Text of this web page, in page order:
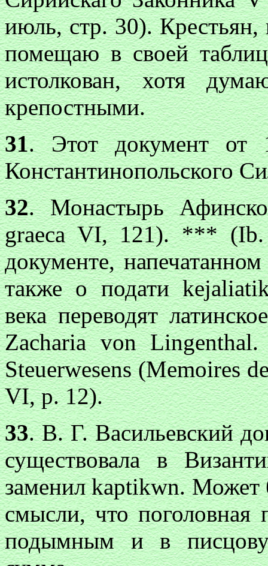
июль, стр. 30). Крестьян,
помещаю в своей
истолкован, хотя
крепостными.
31. Этот документ от
Константинопольского
32. Монастырь
graeca VI, 121). ***
документе,
также о подати
века переводят
Zacharia von
Steuerwesens (Memoires
VI, p. 12).
33. В. Г. Васильевский
существовала в
заменилkaptikwn. Может
смысли, что поголовная
подымным и в